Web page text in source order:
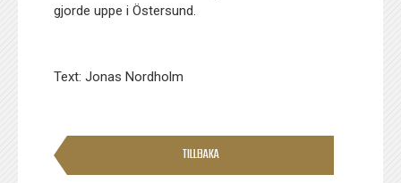
gjorde uppe i Östersund.
Text: Jonas Nordholm
TILLBAKA